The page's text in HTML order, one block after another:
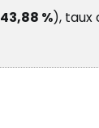
43,88 %), taux